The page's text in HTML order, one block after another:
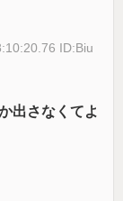
ID:Biu
出さなくてよ